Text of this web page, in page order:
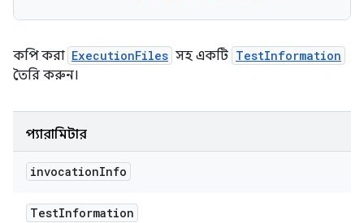
কপি করা ExecutionFiles সহ একটি TestInformation
তৈরি করুন।
প্যারামিটার
invocationInfo
TestInformation